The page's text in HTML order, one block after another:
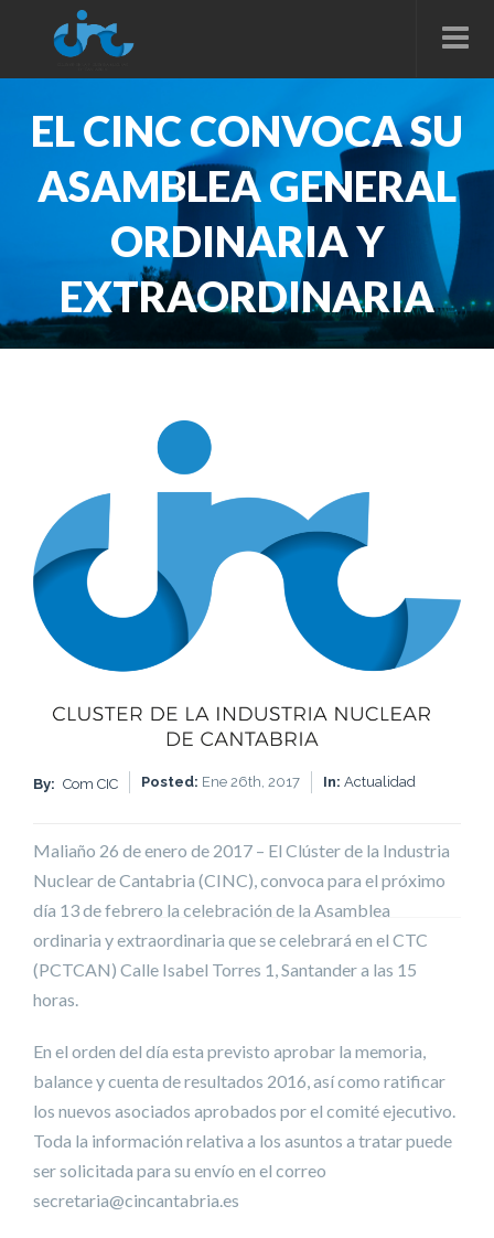
EL CINC CONVOCA SU
ASAMBLEA GENERAL
ORDINARIA Y
EXTRAORDINARIA
By: Com CIC Posted: Ene 26th, 2017 In: Actualidad
Maliaño 26 de enero de 2017 – El Clúster de la Industria
Nuclear de Cantabria (CINC), convoca para el próximo
día 13 de febrero la celebración de la Asamblea
ordinaria y extraordinaria que se celebrará en el CTC
(PCTCAN) Calle Isabel Torres 1, Santander a las 15
horas.
En el orden del día esta previsto aprobar la memoria,
balance y cuenta de resultados 2016, así como ratificar
los nuevos asociados aprobados por el comité ejecutivo.
Toda la información relativa a los asuntos a tratar puede
ser solicitada para su envío en el correo
secretaria@cincantabria.es